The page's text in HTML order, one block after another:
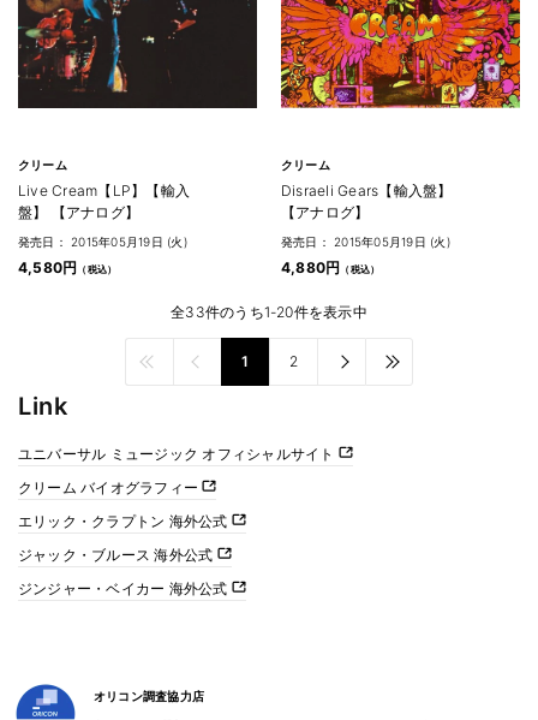
クリーム
Live Cream【LP】【輸入
盤】 【アナログ】
発売日： 2015年05月19日 (火)
4,580円
クリーム
Disraeli Gears【輸入盤】
【アナログ】
発売日： 2015年05月19日 (火)
4,880円
全33件のうち1-20件を表示中
1 2
Link
ユニバーサル ミュージック オフィシャルサイト
クリーム バイオグラフィー
エリック・クラプトン 海外公式
ジャック・ブルース 海外公式
ジンジャー・ベイカー 海外公式
オリコン調査協力店